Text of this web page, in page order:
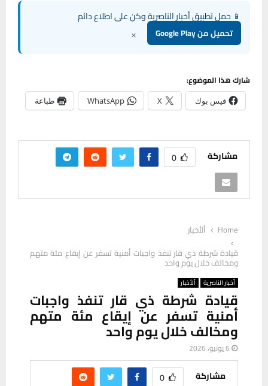
📱 حمل تطبيق أخبار الناصرية وكن على اطلاع دائم
تحميل من Google Play ×
شارك هذا الموضوع:
فيس بوك X
WhatsApp طباعة
مشاركة 0
Home
ألأخبار
قيادة شرطة ذي قار تنفذ واجبات أمنية تسفر عن إيقاع مئة متهم
ومخالف خلال يوم واحد
أخبار الناصرية ألأخبار
قيادة شرطة ذي قار تنفذ واجبات
أمنية تسفر عن إيقاع مئة متهم
ومخالف خلال يوم واحد
6 يونيو، 2026
مشاركة 0